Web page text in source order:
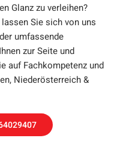
Glanz zu verleihen?
Sie sich von uns
umfassende
zur Seite und
auf Fachkompetenz und
Niederösterreich &